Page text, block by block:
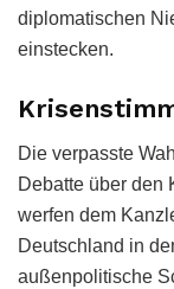
diplomatischen
einstecken.
Die verpasste
Debatte über den
werfen dem
Deutschland in
außenpolitische